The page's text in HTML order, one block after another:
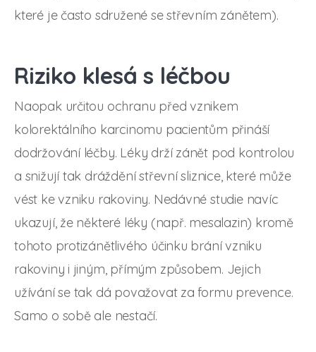
které je často sdružené se střevním zánětem).
Riziko klesá s léčbou
Naopak určitou ochranu před vznikem
kolorektálního karcinomu pacientům přináší
dodržování léčby. Léky drží zánět pod kontrolou
a snižují tak dráždění střevní sliznice, které může
vést ke vzniku rakoviny. Nedávné studie navíc
ukazují, že některé léky (např. mesalazin) kromě
tohoto protizánětlivého účinku brání vzniku
rakoviny i jiným, přímým způsobem. Jejich
užívání se tak dá považovat za formu prevence.
Samo o sobě ale nestačí.